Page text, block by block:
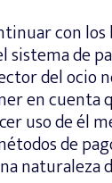
con los
sistema de
del ocio
en cuenta
uso de él
de
naturaleza